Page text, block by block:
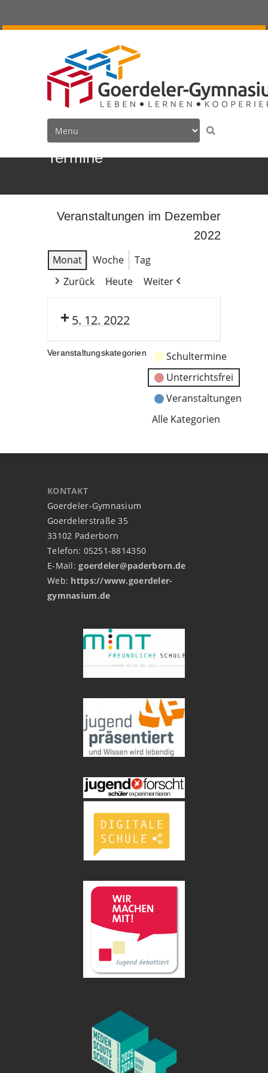
Termine
Veranstaltungen im Dezember
2022
Monat
Woche
Tag
Zurück
Heute Weiter
5. 12. 2022
Veranstaltungskategorien
Schultermine
Unterrichtsfrei
Veranstaltungen
Alle Kategorien
KONTAKT
Goerdeler-Gymnasium
Goerdelerstraße 35
33102 Paderborn
Telefon: 05251-8814350
E-Mail:goerdeler@paderborn.de
Web: https://www.goerdeler-
gymnasium.de